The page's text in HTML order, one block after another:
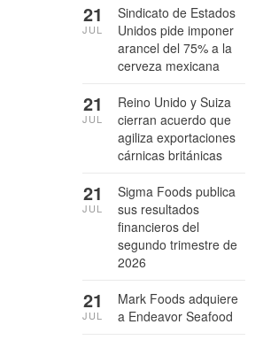
Sindicato de Estados
Unidos pide imponer
arancel del 75% a la
cerveza mexicana
21
JUL
Reino Unido y Suiza
cierran acuerdo que
agiliza exportaciones
cárnicas británicas
21
JUL
Sigma Foods publica
sus resultados
financieros del
segundo trimestre de
2026
21
JUL
Mark Foods adquiere
a Endeavor Seafood
21
JUL